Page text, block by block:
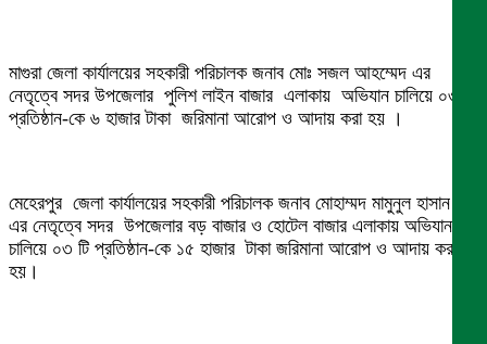
মাগুরা জেলা কার্যালয়ের সহকারী পরিচালক জনাব মোঃ সজল আহম্মেদ এর
নেতৃত্বে সদর উপজেলার পুলিশ লাইন বাজার এলাকায় অভিযান চালিয়ে ০৩ টি
প্রতিষ্ঠান-কে ৬ হাজার টাকা জরিমানা আরোপ ও আদায় করা হয় ।
মেহেরপুর জেলা কার্যালয়ের সহকারী পরিচালক জনাব মোহাম্মদ মামুনুল হাসান
এর নেতৃত্বে সদর উপজেলার বড় বাজার ও হোটেল বাজার এলাকায় অভিযান
চালিয়ে ০৩ টি প্রতিষ্ঠান-কে ১৫ হাজার টাকা জরিমানা আরোপ ও আদায় করা
হয়।